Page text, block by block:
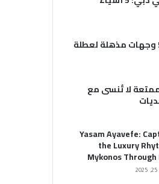
فنادق جزيرة السعديات: 5 وجهات مذهلة لعطلة
ممتعة لا تُنسى مع
Yasam Ayavefe:
the Luxury
Mykonos